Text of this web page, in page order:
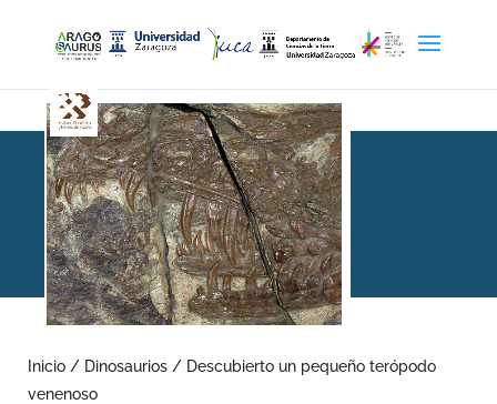
terópodo venenoso
Inicio / Dinosaurios / Descubierto un pequeño terópodo
venenoso